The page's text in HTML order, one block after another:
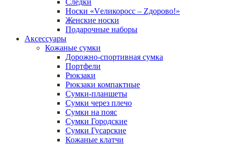
Следки
Носки «Vеликоросс – Zдорово!»
Женские носки
Подарочные наборы
Аксессуары
Кожаные сумки
Дорожно-спортивная сумка
Портфели
Рюкзаки
Рюкзаки компактные
Сумки-планшеты
Сумки через плечо
Сумки на пояс
Сумки Городские
Сумки Гусарские
Кожаные клатчи